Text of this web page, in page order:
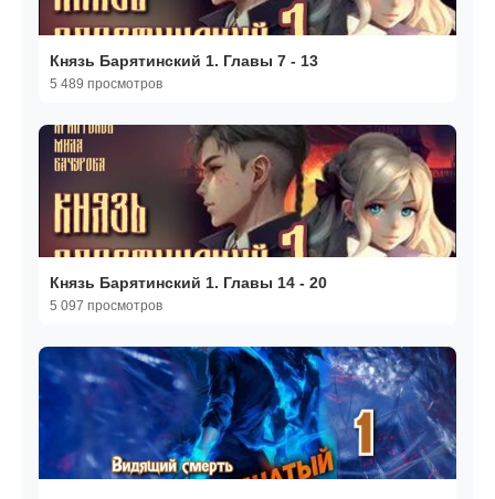
Князь Барятинский 1. Главы 7 - 13
5 489 просмотров
Князь Барятинский 1. Главы 14 - 20
5 097 просмотров